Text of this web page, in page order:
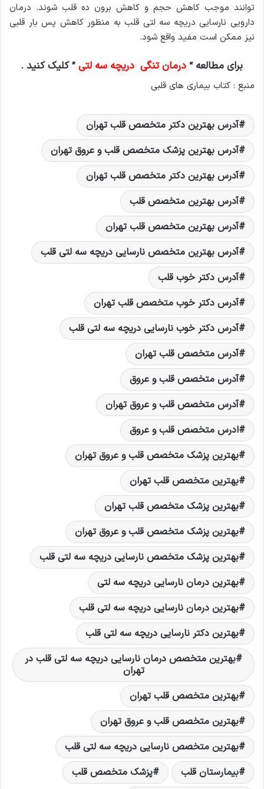
توانند موجب کاهش حجم و کاهش برون ده قلب شوند. درمان
دارویی نارسایی دریچه سه لتی قلب به منظور کاهش پس بار قلبی
نیز ممکن است مفید واقع شود.
برای مطالعه “ درمان تنگی دریچه سه لتی” کلیک کنید .
منبع : کتاب بیماری های قلبی
آدرس بهترين دکتر متخصص قلب تهران
آدرس بهترین پزشک متخصص قلب و عروق تهران
آدرس بهترین دکتر متخصص قلب تهران
آدرس بهترین متخصص قلب
آدرس بهترین متخصص قلب تهران
آدرس بهترین متخصص نارسایی دریچه سه لتی قلب
آدرس دکتر خوب قلب
آدرس دکتر خوب متخصص قلب تهران
آدرس دکتر خوب نارسایی دریچه سه لتی قلب
آدرس متخصص قلب تهران
آدرس متخصص قلب و عروق
آدرس متخصص قلب و عروق تهران
ادرس متخصص قلب و عروق
بهترين پزشک متخصص قلب و عروق تهران
بهترين متخصص قلب تهران
بهترین پزشک متخصص قلب تهران
بهترین پزشک متخصص قلب و عروق تهران
بهترین پزشک متخصص نارسایی دریچه سه لتی قلب
بهترین درمان نارسایی دریچه سه لتی
بهترین درمان نارسایی دریچه سه لتی قلب
بهترین دکتر نارسایی دریچه سه لتی قلب
بهترین متخصص درمان نارسایی دریچه سه لتی قلب در
تهران
بهترین متخصص قلب تهران
بهترین متخصص قلب و عروق تهران
بهترین متخصص نارسایی دریچه سه لتی قلب
بیمارستان قلب
پزشک متخصص قلب